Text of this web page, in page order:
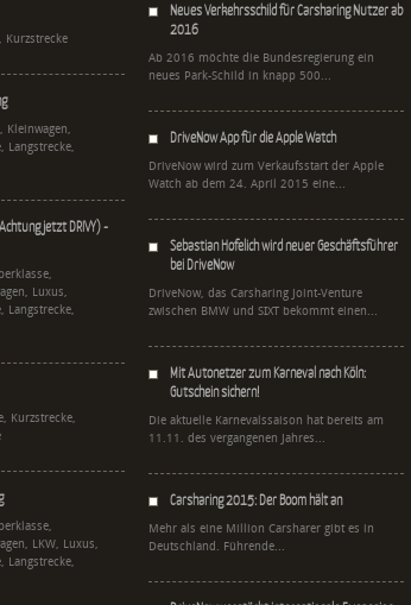
Kurzstrecke
Kleinwagen,
Langstrecke,
jetzt DRIVY) -
Luxus,
Langstrecke,
Kurzstrecke,
LKW, Luxus,
Langstrecke,
Neues Verkehrsschild für Carsharing Nutzer ab
2016
Ab 2016 möchte die Bundesregierung ein
neues Park-Schild in knapp 500...
DriveNow App für die Apple Watch
DriveNow wird zum Verkaufsstart der Apple
Watch ab dem 24. April 2015 eine...
Sebastian Hofelich wird neuer Geschäftsführer
bei DriveNow
DriveNow, das Carsharing Joint-Venture
zwischen BMW und SIXT bekommt einen...
Mit Autonetzer zum Karneval nach Köln:
Gutschein sichern!
Die aktuelle Karnevalssaison hat bereits am
11.11. des vergangenen Jahres...
Carsharing 2015: Der Boom hält an
Mehr als eine Million Carsharer gibt es in
Deutschland. Führende...